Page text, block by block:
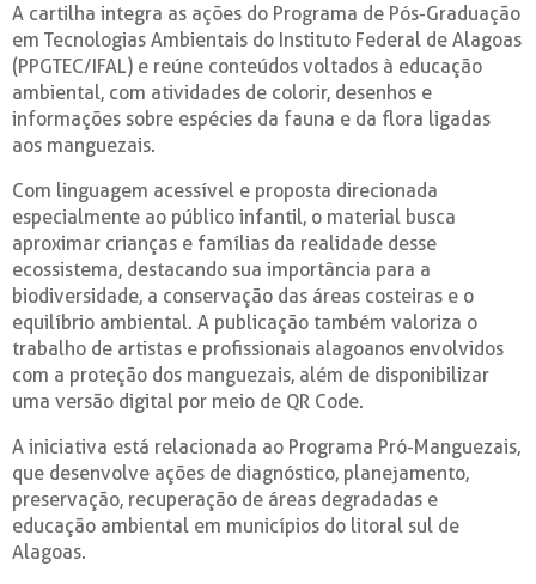
A cartilha integra as ações do Programa de Pós-Graduação
em Tecnologias Ambientais do Instituto Federal de Alagoas
(PPGTEC/IFAL) e reúne conteúdos voltados à educação
ambiental, com atividades de colorir, desenhos e
informações sobre espécies da fauna e da flora ligadas
aos manguezais.
Com linguagem acessível e proposta direcionada
especialmente ao público infantil, o material busca
aproximar crianças e famílias da realidade desse
ecossistema, destacando sua importância para a
biodiversidade, a conservação das áreas costeiras e o
equilíbrio ambiental. A publicação também valoriza o
trabalho de artistas e profissionais alagoanos envolvidos
com a proteção dos manguezais, além de disponibilizar
uma versão digital por meio de QR Code.
A iniciativa está relacionada ao Programa Pró-Manguezais,
que desenvolve ações de diagnóstico, planejamento,
preservação, recuperação de áreas degradadas e
educação ambiental em municípios do litoral sul de
Alagoas.